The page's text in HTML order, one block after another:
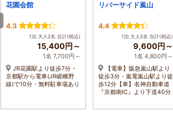
花園会館
4.3
1泊 大人2名 合計(税込)
15,400円～
1名 7,700円～
JR花園駅より徒歩7分・
京都駅から電車(JR嵯峨野
線)で10分・無料駐車場あり
リバーサイド嵐山
4.4
1泊 大人2名 合計(税込)
9,600円～
1名 4,800円～
【電車】阪急嵐山駅より
徒歩3分・嵐電嵐山駅より徒
歩12分【車】名神自動車道
『京都南IC』より下道40分